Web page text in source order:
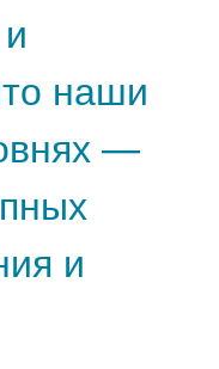
наши
—
и